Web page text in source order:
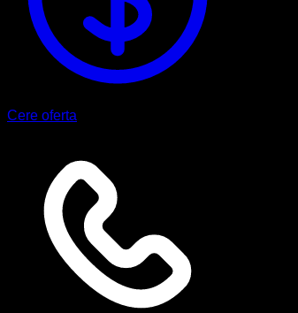
Cere oferta